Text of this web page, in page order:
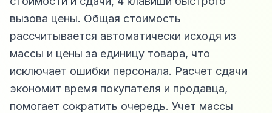
вызова цены. Общая стоимость
рассчитывается автоматически исходя из
массы и цены за единицу товара, что
исключает ошибки персонала. Расчет сдачи
экономит время покупателя и продавца,
помогает сократить очередь. Учет массы